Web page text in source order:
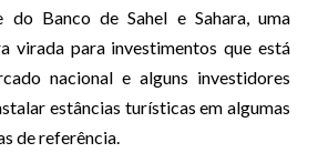
do Banco de Sahel e Sahara, uma
virada para investimentos que está
nacional e alguns investidores
estâncias turísticas em algumas
de referência.